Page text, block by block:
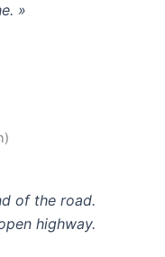
»
of the road.
highway.